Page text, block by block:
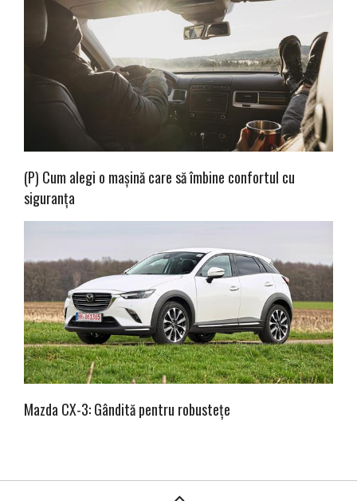
(P) Cum alegi o mașină care să îmbine confortul cu
siguranța
Mazda CX-3: Gândită pentru robustețe